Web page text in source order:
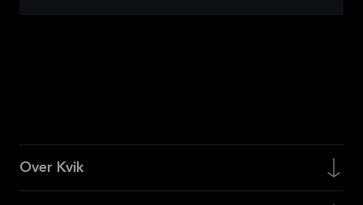
Over Kvik